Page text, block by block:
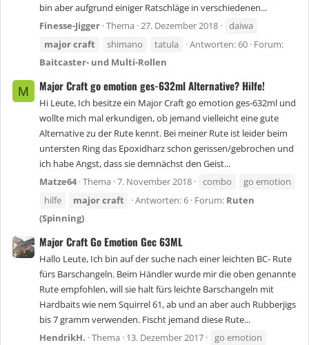
bin aber aufgrund einiger Ratschläge in verschiedenen...
Finesse-Jigger Thema 27. Dezember 2018
daiwa
majorcraft shimano tatula Antworten: 60 Forum:
Baitcaster- und Multi-Rollen
M Major Craft go emotion ges-632ml Alternative? Hilfe!
Hi Leute, Ich besitze ein Major Craft go emotion ges-632ml und
wollte mich mal erkundigen, ob jemand vielleicht eine gute
Alternative zu der Rute kennt. Bei meiner Rute ist leider beim
untersten Ring das Epoxidharz schon gerissen/gebrochen und
ich habe Angst, dass sie demnächst den Geist...
Matze64 Thema 7. November 2018 combo
go emotion
hilfe
majorcraft Antworten: 6 Forum: Ruten
(Spinning)
Major Craft Go Emotion Gec 63ML
Hallo Leute, Ich bin auf der suche nach einer leichten BC- Rute
fürs Barschangeln. Beim Händler wurde mir die oben genannte
Rute empfohlen, will sie halt fürs leichte Barschangeln mit
Hardbaits wie nem Squirrel 61, ab und an aber auch Rubberjigs
bis 7 gramm verwenden. Fischt jemand diese Rute...
HendrikH. Thema 13. Dezember 2017
go emotion